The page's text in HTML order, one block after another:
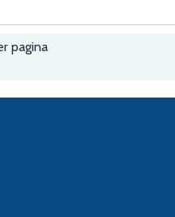
pagina